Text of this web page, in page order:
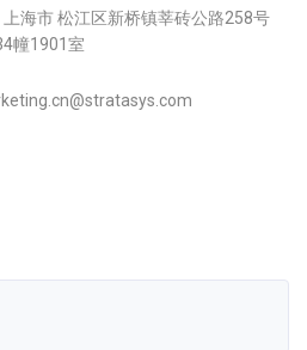
海市 松江区新桥镇莘砖公路258号
幢1901室